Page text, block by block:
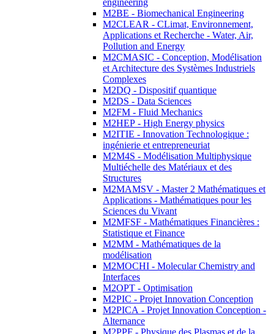
engineering
M2BE - Biomechanical Engineering
M2CLEAR - CLimat, Environnement,
Applications et Recherche - Water, Air,
Pollution and Energy
M2CMASIC - Conception, Modélisation
et Architecture des Systèmes Industriels
Complexes
M2DQ - Dispositif quantique
M2DS - Data Sciences
M2FM - Fluid Mechanics
M2HEP - High Energy physics
M2ITIE - Innovation Technologique :
ingénierie et entrepreneuriat
M2M4S - Modélisation Multiphysique
Multiéchelle des Matériaux et des
Structures
M2MAMSV - Master 2 Mathématiques et
Applications - Mathématiques pour les
Sciences du Vivant
M2MFSF - Mathématiques Financières :
Statistique et Finance
M2MM - Mathématiques de la
modélisation
M2MOCHI - Molecular Chemistry and
Interfaces
M2OPT - Optimisation
M2PIC - Projet Innovation Conception
M2PICA - Projet Innovation Conception -
Alternance
M2PPF - Physique des Plasmas et de la